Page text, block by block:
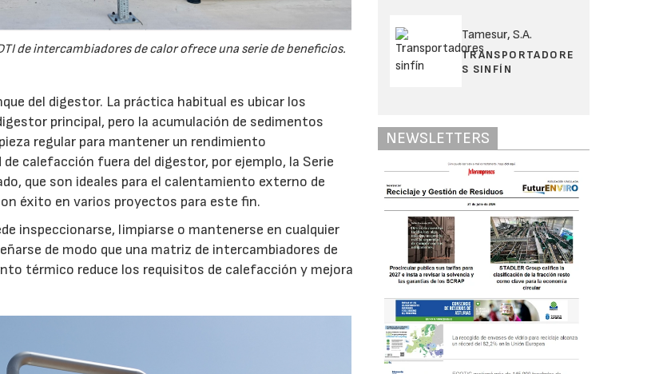
de intercambiadores de calor ofrece una serie de beneficios.
del digestor. La práctica habitual es ubicar los
principal, pero la acumulación de sedimentos
regular para mantener un rendimiento
calefacción fuera del digestor, por ejemplo, la Serie
que son ideales para el calentamiento externo de
éxito en varios proyectos para este fin.
inspeccionarse, limpiarse o mantenerse en cualquier
de modo que una matriz de intercambiadores de
térmico reduce los requisitos de calefacción y mejora
Tamesur, S.A.
TRANSPORTADORE
S SINFÍN
NEWSLETTERS